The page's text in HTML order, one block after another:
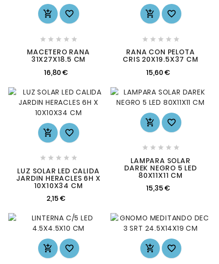
 
    
MACETERO RANA
31X27X18.5 CM
16,80 €
 
    
RANA CON PELOTA
CRIS 20X19.5X37 CM
15,60 €
 
    
LUZ SOLAR LED CALIDA
JARDIN HERACLES 6H X
10X10X34 CM
2,15 €
 
    
LAMPARA SOLAR
DAREK NEGRO 5 LED
80X11X11 CM
15,35 €
   